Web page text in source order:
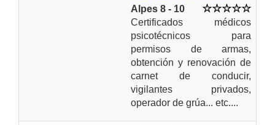
Alpes 8 - 10
Certificados médicos
psicotécnicos para
permisos de armas,
obtención y renovación de
carnet de conducir,
vigilantes privados,
operador de grúa... etc....